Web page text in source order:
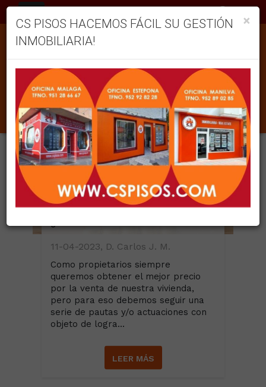
82 en total
11-04-2023, D. Carlos J. M.
Como propietarios siempre
queremos obtener el mejor precio
por la venta de nuestra vivienda,
pero para eso debemos seguir una
serie de pautas y/o actuaciones con
objeto de logra...
LEER MÁS
×
CS PISOS HACEMOS FÁCIL SU GESTIÓN
INMOBILIARIA!